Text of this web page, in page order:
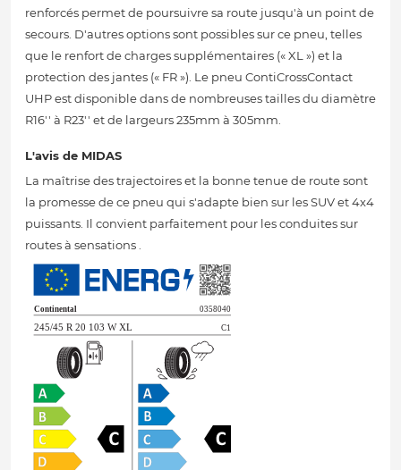
renforcés permet de poursuivre sa route jusqu'à un point de
secours. D'autres options sont possibles sur ce pneu, telles
que le renfort de charges supplémentaires (« XL ») et la
protection des jantes (« FR »). Le pneu ContiCrossContact
UHP est disponible dans de nombreuses tailles du diamètre
R16'' à R23'' et de largeurs 235mm à 305mm.
L'avis de MIDAS
La maîtrise des trajectoires et la bonne tenue de route sont
la promesse de ce pneu qui s'adapte bien sur les SUV et 4x4
puissants. Il convient parfaitement pour les conduites sur
routes à sensations .